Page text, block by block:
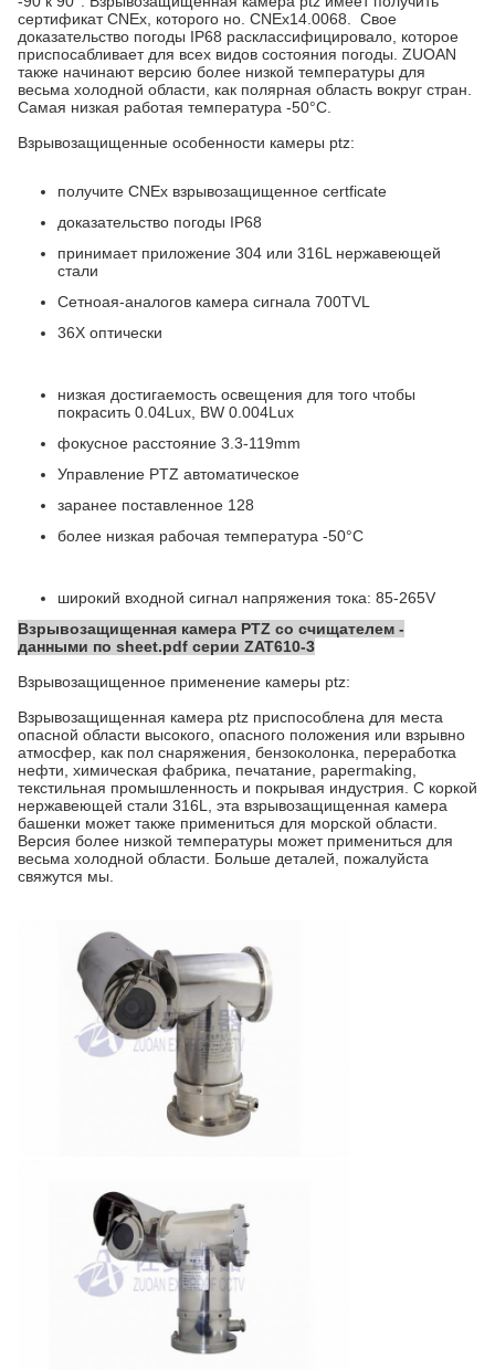
сертификат CNEx, которого но. CNEx14.0068. Свое
доказательство погоды IP68 расклассифицировало, которое
приспосабливает для всех видов состояния погоды. ZUOAN
также начинают версию более низкой температуры для
весьма холодной области, как полярная область вокруг стран.
Самая низкая работая температура -50°C.
Взрывозащищенные особенности камеры ptz:
получите CNEx взрывозащищенное certficate
доказательство погоды IP68
принимает приложение 304 или 316L нержавеющей
стали
Сетноая-аналогов камера сигнала 700TVL
36X оптически
низкая достигаемость освещения для того чтобы
покрасить 0.04Lux, BW 0.004Lux
фокусное расстояние 3.3-119mm
Управление PTZ автоматическое
заранее поставленное 128
более низкая рабочая температура -50°C
широкий входной сигнал напряжения тока: 85-265V
Взрывозащищенная камера PTZ со счищателем -
данными по sheet.pdf серии ZAT610-3
Взрывозащищенное применение камеры ptz:
Взрывозащищенная камера ptz приспособлена для места
опасной области высокого, опасного положения или взрывно
атмосфер, как пол снаряжения, бензоколонка,
переработка
нефти, химическая фабрика, печатание, papermaking,
текстильная промышленность и покрывая индустрия. С коркой
нержавеющей стали 316L, эта взрывозащищенная камера
башенки может также примениться для морской области.
Версия более низкой температуры может примениться для
весьма холодной области. Больше деталей, пожалуйста
свяжутся мы.